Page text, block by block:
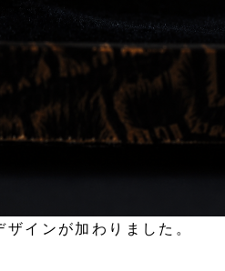
インが加わりました。